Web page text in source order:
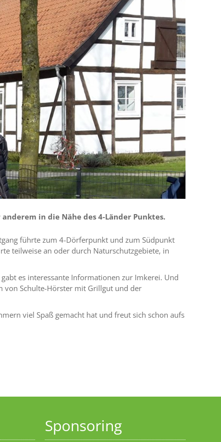
in die Nähe des 4-Länder Punktes.
führte zum 4-Dörferpunkt und zum Südpunkt
teilweise an oder durch Naturschutzgebiete, in
es interessante Informationen zur Imkerei. Und
von Schulte-Hörster mit Grillgut und der
viel Spaß gemacht hat und freut sich schon aufs
Sponsoring